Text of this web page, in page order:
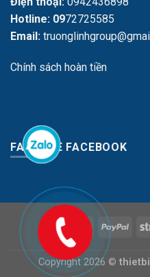
Hotline: 0972725585
Email:
Chính sách hoàn tiền
FANPAGE FACEBOOK
Copyright 2026 ©